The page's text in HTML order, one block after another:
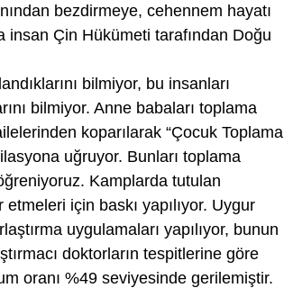
bezdirmeye, cehennem hayatı
Çin Hükümeti tarafından Doğu
bilmiyor, bu insanları
bilmiyor. Anne babaları toplama
koparılarak “Çocuk Toplama
uğruyor. Bunları toplama
Kamplarda tutulan
için baskı yapılıyor. Uygur
uygulamaları yapılıyor, bunun
doktorların tespitlerine göre
oranı %49 seviyesinde gerilemiştir.